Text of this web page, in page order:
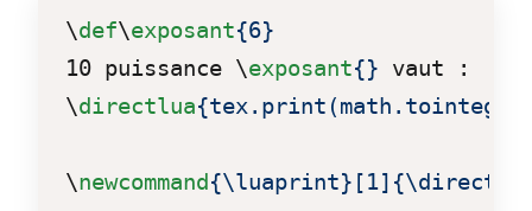
\def\exposant{6}
10 puissance \exposant{}
\directlua
\newcommand {\luaprint} [1]